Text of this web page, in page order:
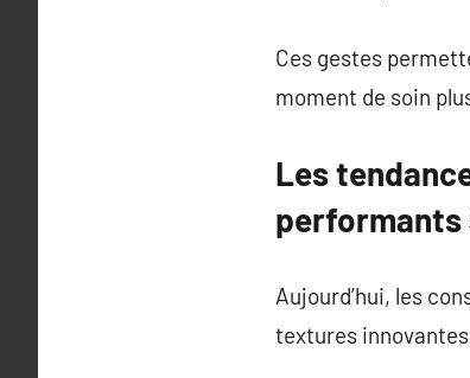
Ces gestes
moment de soin
Les
performants
Aujourd’hui, les
textures